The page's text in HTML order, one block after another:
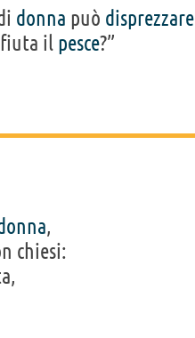
donna può disprezzare
il pesce?”
,
chiesi: